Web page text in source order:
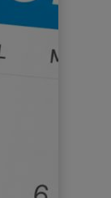
e leggibile da
titolare del
nel caso di
110 – 41056